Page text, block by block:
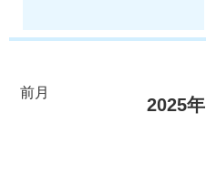
前月
2025年